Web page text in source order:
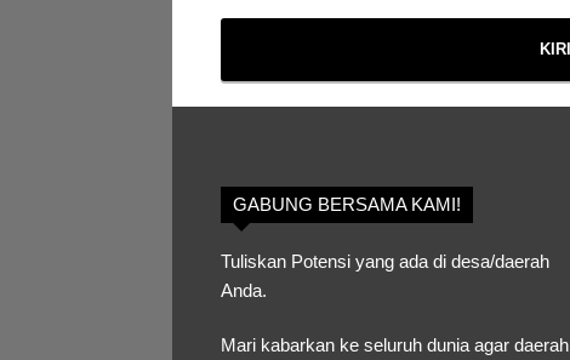
GABUNG BERSAMA KAMI!
Tuliskan Potensi yang ada di desa/daerah
Anda.
Mari kabarkan ke seluruh dunia agar daerah